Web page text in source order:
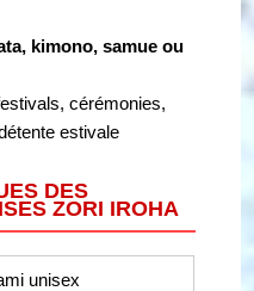
kimono, samue ou
cérémonies,
estivale
DES
ZORI IROHA
unisex